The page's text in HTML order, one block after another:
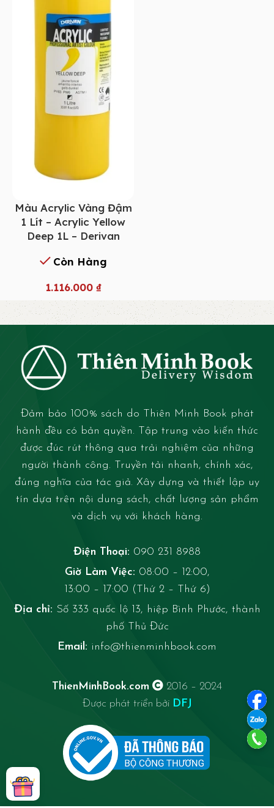
Màu Acrylic Vàng Đậm
1 Lít – Acrylic Yellow
Deep 1L – Derivan
Còn Hàng
1.116.000 ₫
Đảm bảo 100% sách do Thiên Minh Book phát
hành đều có bản quyền. Tập trung vào kiến thức
được đúc rút thông qua trải nghiệm của những
người thành công. Truyền tải nhanh, chính xác,
đúng nghĩa của tác giả. Xây dựng và thiết lập uy
tín dựa trên nội dung sách, chất lượng sản phẩm
và dịch vụ với khách hàng.
Điện Thoại: 090 231 8988
Giờ Làm Việc: 08:00 – 12:00,
13:00 – 17:00 (Thứ 2 – Thứ 6)
Địa chỉ: Số 333 quốc lộ 13, hiệp Bình Phước, thành
phố Thủ Đức
Email: info@thienminhbook.com
ThienMinhBook.com
2016 – 2024
Được phát triển bởi DFJ